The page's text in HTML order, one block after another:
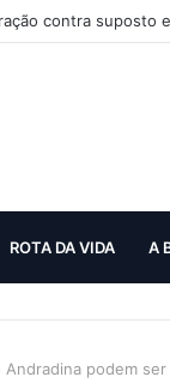
contra suposto
ROTA DA VIDA A
podem